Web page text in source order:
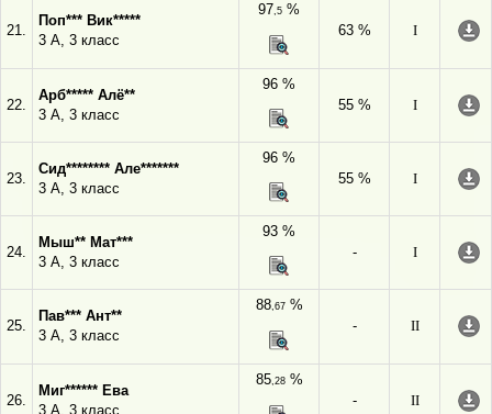
21.
Поп*** Вик*****
3 А, 3 класс
97,5 %
63 %
I
22.
Арб***** Алё**
3 А, 3 класс
96 %
55 %
I
23.
Сид******** Але*******
3 А, 3 класс
96 %
55 %
I
24.
Мыш** Мат***
3 А, 3 класс
93 %
-
I
25.
Пав*** Ант**
3 А, 3 класс
88,67%
-
II
26.
Миг****** Ева
3 А, 3 класс
85,28%
-
II